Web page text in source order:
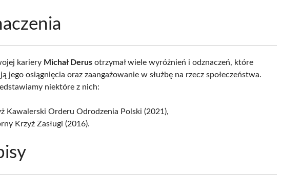
kariery Michał Derus otrzymał wiele wyróżnień i odznaczeń, które
jego osiągnięcia oraz zaangażowanie w służbę na rzecz społeczeństwa.
niektóre z nich:
Kawalerski Orderu Odrodzenia Polski (2021),
Krzyż Zasługi (2016).